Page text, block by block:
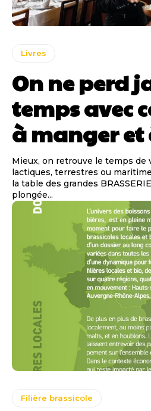
Livres
On ne perd
temps avec
à manger et
Mieux, on retrouve le temps de vivre. Des
lactiques, terrestres ou
la table des grandes
plongée...
Filière brassicole